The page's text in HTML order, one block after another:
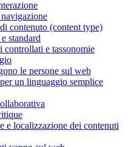
contenuto (content type)
standard
controllati e tassonomie
le persone sul web
un linguaggio semplice
e localizzazione dei contenuti